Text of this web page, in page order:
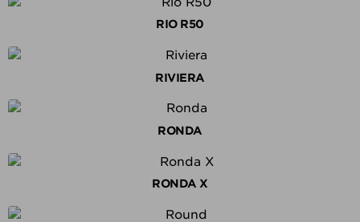
RIO R50
RIVIERA
RONDA
RONDA X